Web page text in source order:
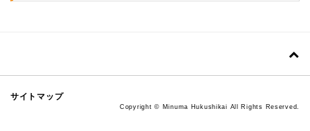
サイトマップ
Copyright © Minuma Hukushikai All Rights Reserved.